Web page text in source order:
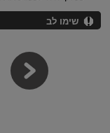
שימו לב